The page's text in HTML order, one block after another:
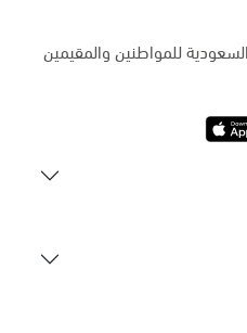
للمواطنين والمقيمين